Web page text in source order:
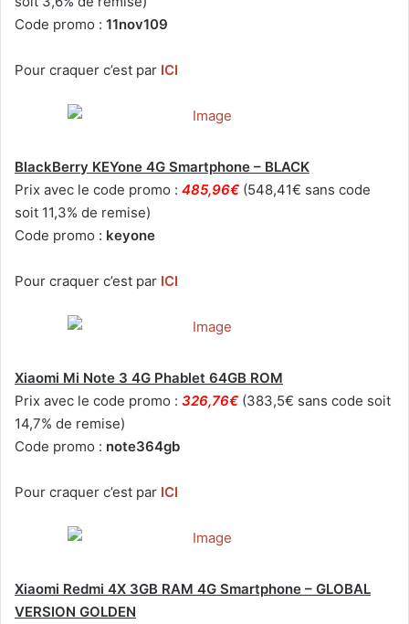
Code promo : 11nov109
Pour craquer c’est par ICI
BlackBerry KEYone 4G Smartphone – BLACK
Prix avec le code promo : 485,96€ (548,41€ sans code
soit 11,3% de remise)
Code promo : keyone
Pour craquer c’est par ICI
Xiaomi Mi Note 3 4G Phablet 64GB ROM
Prix avec le code promo : 326,76€ (383,5€ sans code soit
14,7% de remise)
Code promo : note364gb
Pour craquer c’est par ICI
Xiaomi Redmi 4X 3GB RAM 4G Smartphone – GLOBAL
VERSION GOLDEN